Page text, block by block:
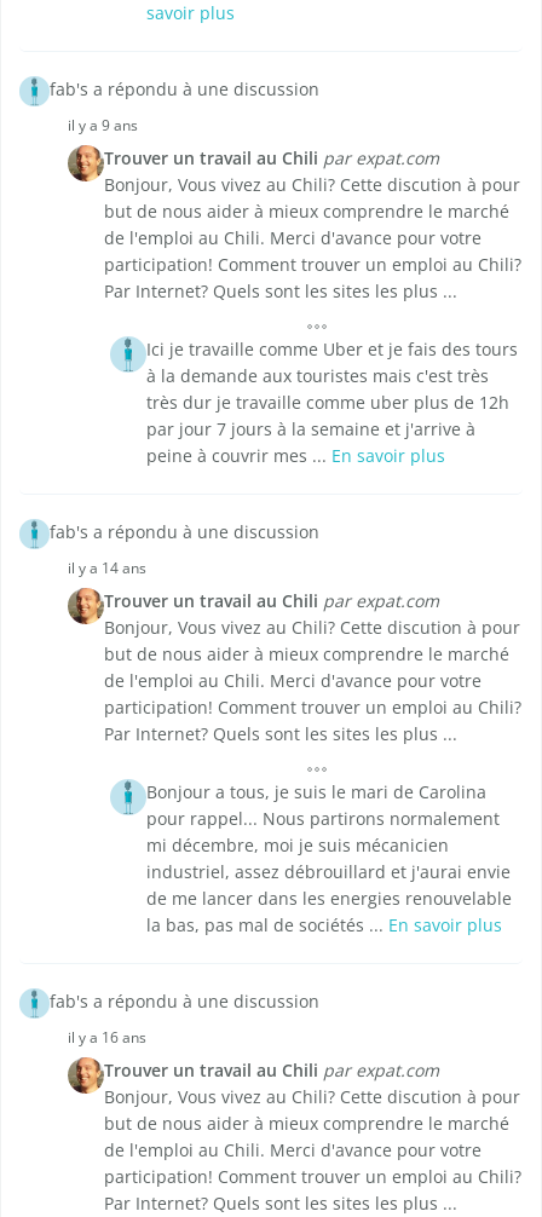
savoir plus
fab's a répondu à une discussion
il y a 9 ans
Trouver un travail au Chili par expat.com
Bonjour, Vous vivez au Chili? Cette discution à pour
but de nous aider à mieux comprendre le marché
de l'emploi au Chili. Merci d'avance pour votre
participation! Comment trouver un emploi au Chili?
Par Internet? Quels sont les sites les plus ...
Ici je travaille comme Uber et je fais des tours
à la demande aux touristes mais c'est très
très dur je travaille comme uber plus de 12h
par jour 7 jours à la semaine et j'arrive à
peine à couvrir mes ... En savoir plus
fab's a répondu à une discussion
il y a 14 ans
Trouver un travail au Chili par expat.com
Bonjour, Vous vivez au Chili? Cette discution à pour
but de nous aider à mieux comprendre le marché
de l'emploi au Chili. Merci d'avance pour votre
participation! Comment trouver un emploi au Chili?
Par Internet? Quels sont les sites les plus ...
Bonjour a tous, je suis le mari de Carolina
pour rappel... Nous partirons normalement
mi décembre, moi je suis mécanicien
industriel, assez débrouillard et j'aurai envie
de me lancer dans les energies renouvelable
la bas, pas mal de sociétés ... En savoir plus
fab's a répondu à une discussion
il y a 16 ans
Trouver un travail au Chili par expat.com
Bonjour, Vous vivez au Chili? Cette discution à pour
but de nous aider à mieux comprendre le marché
de l'emploi au Chili. Merci d'avance pour votre
participation! Comment trouver un emploi au Chili?
Par Internet? Quels sont les sites les plus ...